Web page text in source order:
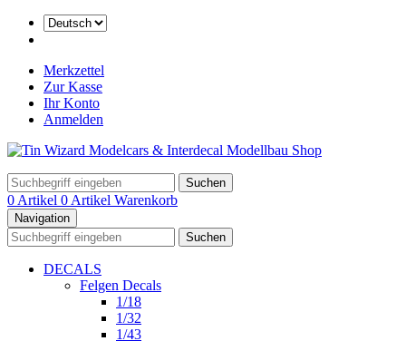
Merkzettel
Zur Kasse
Ihr Konto
Anmelden
Suchen
0 Artikel 0 Artikel Warenkorb
Navigation
Suchen
DECALS
Felgen Decals
1/18
1/32
1/43